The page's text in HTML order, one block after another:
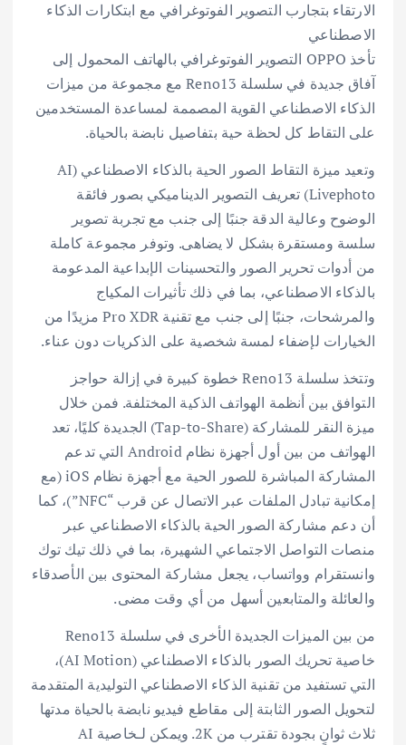
الارتقاء بتجارب التصوير الفوتوغرافي مع ابتكارات الذكاء
الاصطناعي
تأخذ OPPO التصوير الفوتوغرافي بالهاتف المحمول إلى
آفاق جديدة في سلسلة Reno13 مع مجموعة من ميزات
الذكاء الاصطناعي القوية المصممة لمساعدة المستخدمين
على التقاط كل لحظة حية بتفاصيل نابضة بالحياة.
وتعيد ميزة التقاط الصور الحية بالذكاء الاصطناعي (AI
Livephoto) تعريف التصوير الديناميكي بصور فائقة
الوضوح وعالية الدقة جنبًا إلى جنب مع تجربة تصوير
سلسة ومستقرة بشكل لا يضاهى. وتوفر مجموعة كاملة
من أدوات تحرير الصور والتحسينات الإبداعية المدعومة
بالذكاء الاصطناعي، بما في ذلك تأثيرات المكياج
والمرشحات، جنبًا إلى جنب مع تقنية Pro XDR مزيدًا من
الخيارات لإضفاء لمسة شخصية على الذكريات دون عناء.
وتتخذ سلسلة Reno13 خطوة كبيرة في إزالة حواجز
التوافق بين أنظمة الهواتف الذكية المختلفة. فمن خلال
ميزة النقر للمشاركة (Tap-to-Share) الجديدة كليًا، تعد
الهواتف من بين أول أجهزة نظام Android التي تدعم
المشاركة المباشرة للصور الحية مع أجهزة نظام iOS (مع
إمكانية تبادل الملفات عبر الاتصال عن قرب “NFC”)، كما
أن دعم مشاركة الصور الحية بالذكاء الاصطناعي عبر
منصات التواصل الاجتماعي الشهيرة، بما في ذلك تيك توك
وانستقرام وواتساب، يجعل مشاركة المحتوى بين الأصدقاء
والعائلة والمتابعين أسهل من أي وقت مضى.
من بين الميزات الجديدة الأخرى في سلسلة Reno13
خاصية تحريك الصور بالذكاء الاصطناعي (AI Motion)،
التي تستفيد من تقنية الذكاء الاصطناعي التوليدية المتقدمة
لتحويل الصور الثابتة إلى مقاطع فيديو نابضة بالحياة مدتها
ثلاث ثوانٍ بجودة تقترب من 2K. ويمكن لـخاصية AI